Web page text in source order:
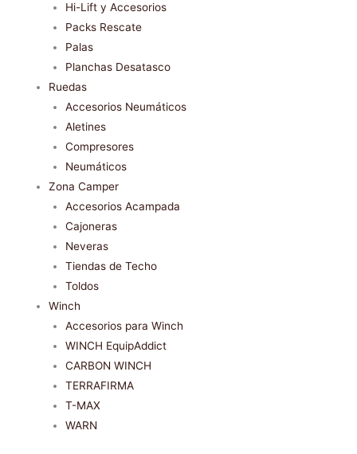
Hi-Lift y Accesorios
Packs Rescate
Palas
Planchas Desatasco
Ruedas
Accesorios Neumáticos
Aletines
Compresores
Neumáticos
Zona Camper
Accesorios Acampada
Cajoneras
Neveras
Tiendas de Techo
Toldos
Winch
Accesorios para Winch
WINCH EquipAddict
CARBON WINCH
TERRAFIRMA
T-MAX
WARN